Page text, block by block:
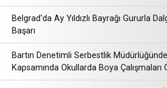
Belgrad'da Ay Yıldızlı Bayrağı Gururla
Başarı
Bartın Denetimli Serbestlik
Kapsamında Okullarda Boya Çalışmaları